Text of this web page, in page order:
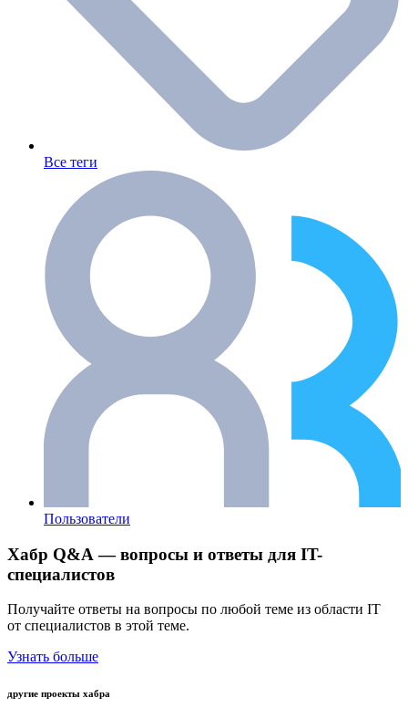
Все теги
Пользователи
Хабр Q&A — вопросы и ответы для IT-
специалистов
Получайте ответы на вопросы по любой теме из области IT
от специалистов в этой теме.
Узнать больше
другие проекты хабра